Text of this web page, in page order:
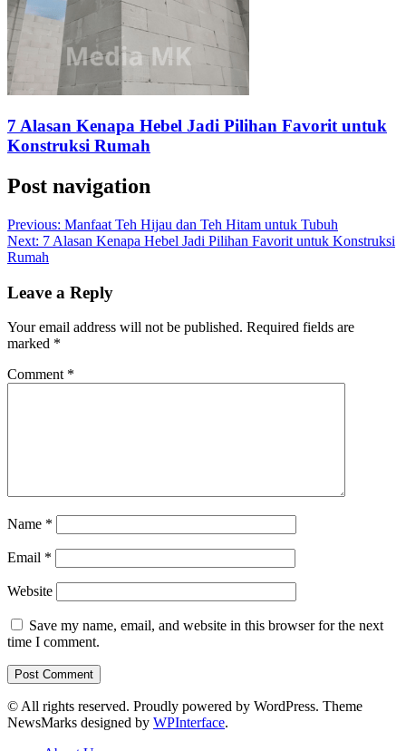
7 Alasan Kenapa Hebel Jadi Pilihan Favorit untuk
Konstruksi Rumah
Post navigation
Previous: Manfaat Teh Hijau dan Teh Hitam untuk Tubuh
Next: 7 Alasan Kenapa Hebel Jadi Pilihan Favorit untuk Konstruksi
Rumah
Leave a Reply
Your email address will not be published. Required fields are
marked *
Comment *
Name *
Email *
Website
Save my name, email, and website in this browser for the next
time I comment.
© All rights reserved. Proudly powered by WordPress. Theme
NewsMarks designed by WPInterface.